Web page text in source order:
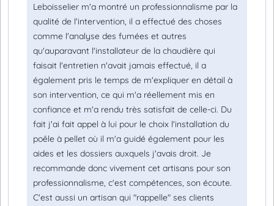
Leboisselier m'a montré un professionnalisme par la
qualité de l'intervention, il a effectué des choses
comme l'analyse des fumées et autres
qu'auparavant l'installateur de la chaudière qui
faisait l'entretien n'avait jamais effectué, il a
également pris le temps de m'expliquer en détail à
son intervention, ce qui m'a réellement mis en
confiance et m'a rendu très satisfait de celle-ci. Du
fait j'ai fait appel à lui pour le choix l'installation du
poêle à pellet où il m'a guidé également pour les
aides et les dossiers auxquels j'avais droit. Je
recommande donc vivement cet artisans pour son
professionnalisme, c'est compétences, son écoute.
C'est aussi un artisan qui "rappelle" ses clients